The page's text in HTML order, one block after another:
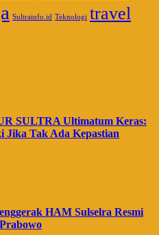
Sultrainfo.id Teknologi travel
SULTRA Ultimatum Keras:
Jika Tak Ada Kepastian
HAM Sulselra Resmi